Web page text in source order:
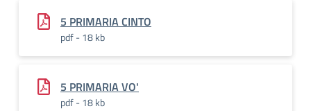
5 PRIMARIA CINTO
pdf - 18 kb
5 PRIMARIA VO'
pdf - 18 kb